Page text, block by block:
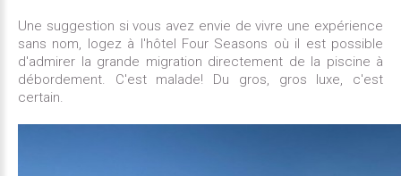
Une suggestion si vous avez envie de vivre une expérience
sans nom, logez à l'hôtel Four Seasons où il est possible
d'admirer la grande migration directement de la piscine à
débordement. C'est malade! Du gros, gros luxe, c'est
certain.